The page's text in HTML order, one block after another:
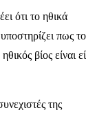
ότι το ηθικά
πως το
βίος είναι
της